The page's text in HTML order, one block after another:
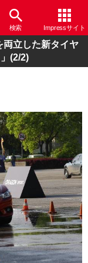
検索 Impressサイト
両立した新タイヤ
(2/2)